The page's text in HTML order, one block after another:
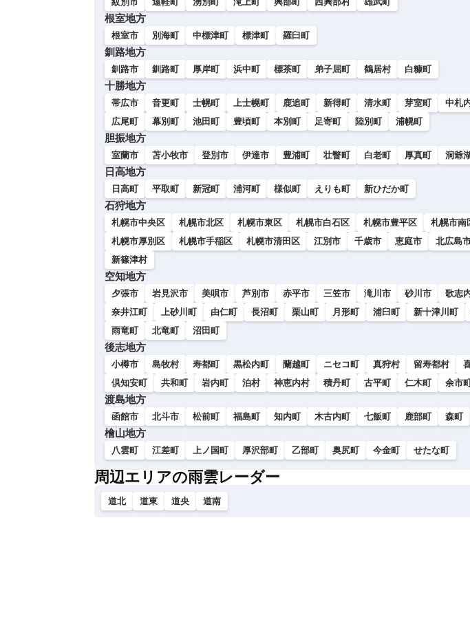
根室地方
根室市 別海町 中標津町 標津町 羅臼町
釧路地方
釧路市 釧路町 厚岸町 浜中町 標茶町 弟子屈町 鶴居村 白糠町
十勝地方
帯広市 音更町 士幌町 上士幌町 鹿追町 新得町 清水町 芽室町 中札
広尾町
幕別町 池田町 豊頃町 本別町 足寄町 陸別町 浦幌町
胆振地方
室蘭市 苫小牧市 登別市 伊達市 豊浦町 壮瞥町 白老町 厚真町 洞爺
日高地方
日高町 平取町 新冠町 浦河町 様似町 えりも町 新ひだか町
石狩地方
札幌市中央区 札幌市北区 札幌市東区 札幌市白石区 札幌市豊平区 札幌市南
札幌市厚別区
札幌市手稲区 札幌市清田区 江別市 千歳市 恵庭市 北広島
新篠津村
空知地方
夕張市 岩見沢市 美唄市 芦別市 赤平市 三笠市 滝川市 砂川市 歌志
奈井江町
上砂川町 由仁町 長沼町 栗山町 月形町 浦臼町 新十津川町
雨竜町
北竜町 沼田町
後志地方
小樽市 島牧村 寿都町 黒松内町 蘭越町 ニセコ町 真狩村 留寿都村
倶知安町
共和町 岩内町 泊村 神恵内村 積丹町 古平町 仁木町 余市
渡島地方
函館市 北斗市 松前町 福島町 知内町 木古内町 七飯町 鹿部町 森町
檜山地方
八雲町 江差町 上ノ国町 厚沢部町 乙部町 奥尻町 今金町 せたな町
周辺エリアの雨雲レーダー
道北 道東 道央 道南